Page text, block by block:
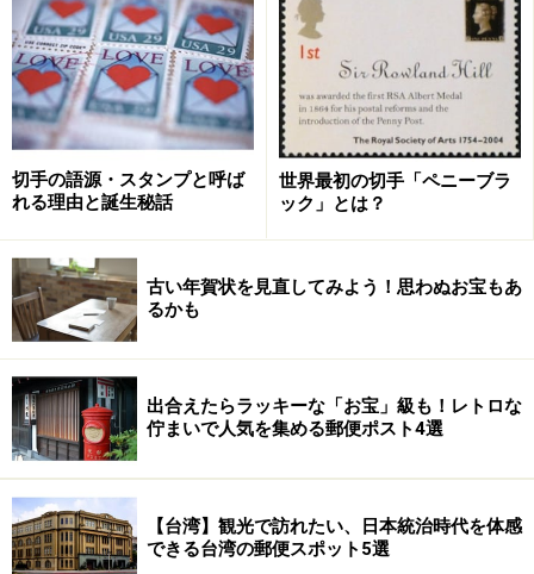
急に需要が増えた干支文字切手
最近になってニーズの高まっている切手も存在します。
それは
干支文字切手
干支文字切手ですが、2004年の「酉」から発行開始さ
れ、2015年に「申」が出たことで、ちょうど十二支が一
人が増えたのでしょう。現在のカタログ評価は2,500円。
実に額面の3倍以上の値上がりです。
干支文字切手の初回発行「酉」（2004年・参考価格2,500
円）。
切手の語源・スタンプと呼ば
れる理由と誕生秘話
世界最初の切手「ペニーブラ
ック」とは？
古い年賀状を見直してみよう！思わぬお宝もあ
るかも
出合えたらラッキーな「お宝」級も！レトロな
佇まいで人気を集める郵便ポスト4選
【台湾】観光で訪れたい、日本統治時代を体感
できる台湾の郵便スポット5選